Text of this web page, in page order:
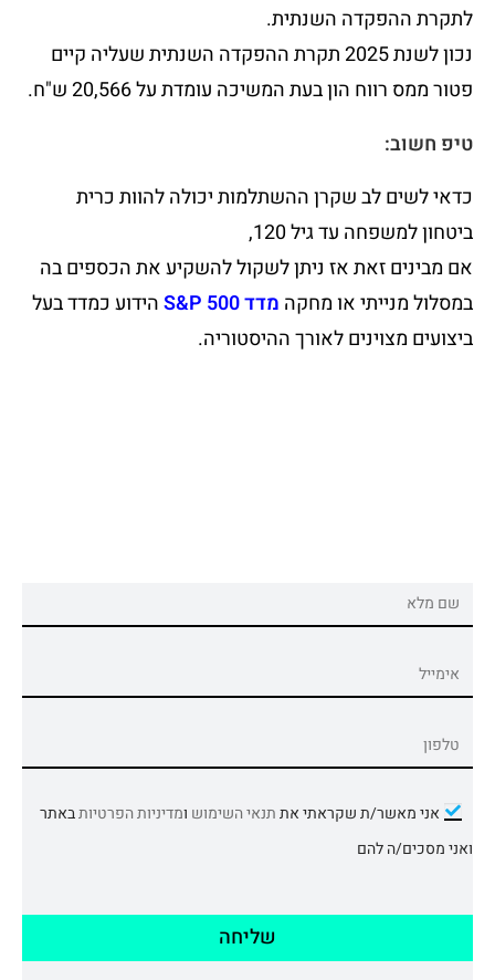
לתקרת ההפקדה השנתית.
נכון לשנת 2025 תקרת ההפקדה השנתית שעליה קיים
פטור ממס רווח הון בעת המשיכה עומדת על 20,566 ש"ח.
טיפ חשוב:
כדאי לשים לב שקרן ההשתלמות יכולה להוות כרית
ביטחון למשפחה עד גיל 120,
אם מבינים זאת אז ניתן לשקול להשקיע את הכספים בה
במסלול מנייתי או מחקה מדד S&P 500
הידוע כמדד בעל
ביצועים מצוינים לאורך ההיסטוריה.
אני מאשר/ת שקראתי אתתנאי השימוש ומדיניות הפרטיותבאתר
ואני מסכים/ה להם
שליחה